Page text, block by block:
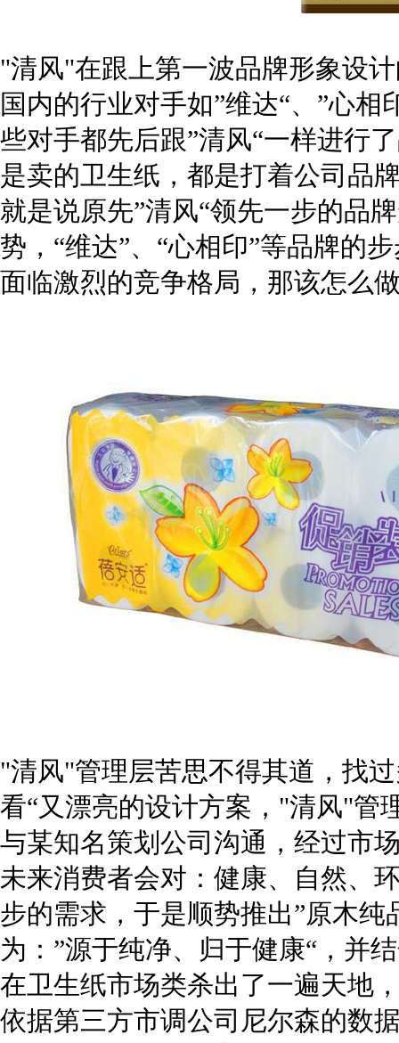
"清风"在跟上第一波品牌形象设
国内的行业对手如”维达“、”心相
些对手都先后跟”清风“一样进行
是卖的卫生纸，都是打着公司品
就是说原先”清风“领先一步的品
势，“维达”、“心相印”等品牌的
面临激烈的竞争格局，那该怎么
"清风"管理层苦思不得其道，找
看“又漂亮的设计方案，"清风"管
与某知名策划公司沟通，经过市
未来消费者会对：健康、自然、
步的需求，于是顺势推出”原木
为：”源于纯净、归于健康“，并
在卫生纸市场类杀出了一遍天地
依据第三方市调公司尼尔森的数